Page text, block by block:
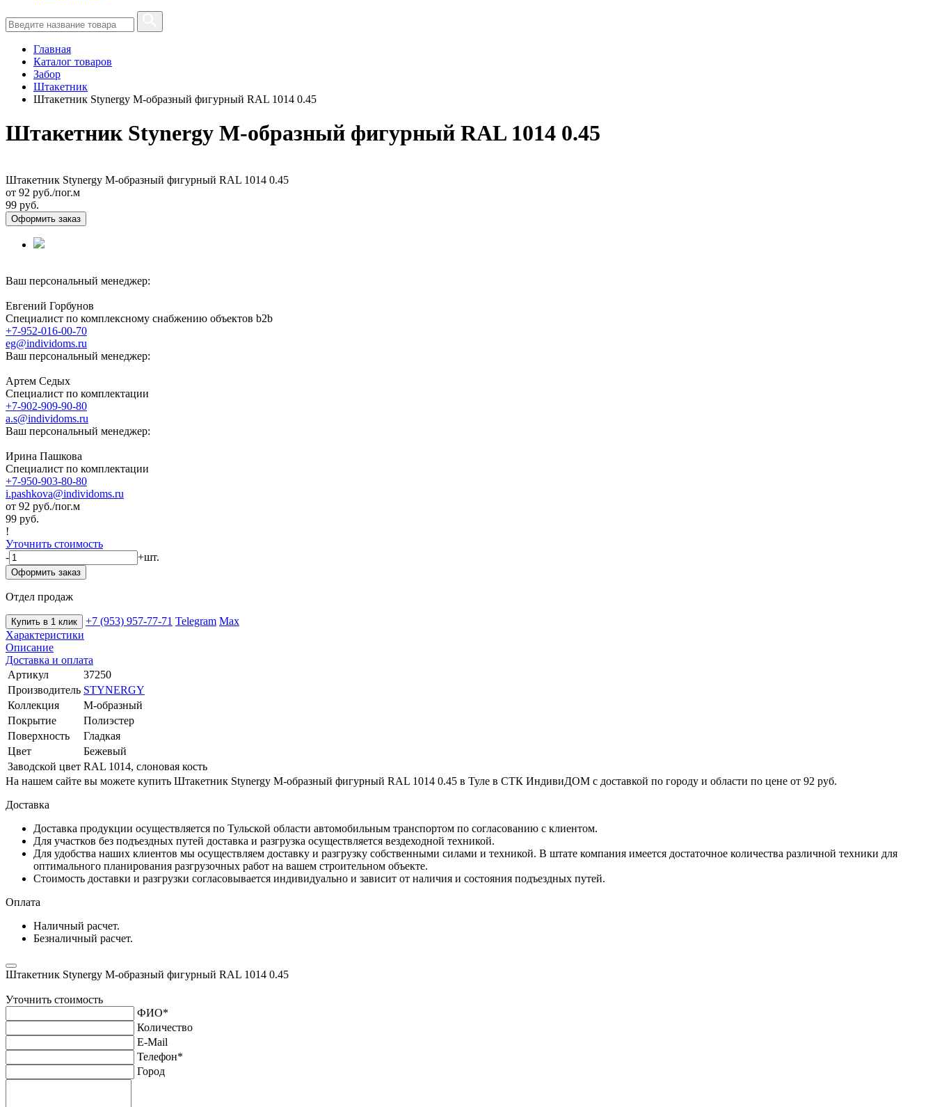
Главная
Каталог товаров
Забор
Штакетник
Штакетник Stynergy М-образный фигурный RAL 1014 0.45
Штакетник Stynergy М-образный фигурный RAL 1014 0.45
Штакетник Stynergy М-образный фигурный RAL 1014 0.45
от 92 руб./пог.м
99 руб.
Оформить заказ
Ваш персональный менеджер:
Евгений Горбунов
Специалист по комплексному снабжению объектов b2b
+7-952-016-00-70
eg@individoms.ru
Ваш персональный менеджер:
Артем Седых
Специалист по комплектации
+7-902-909-90-80
a.s@individoms.ru
Ваш персональный менеджер:
Ирина Пашкова
Специалист по комплектации
+7-950-903-80-80
i.pashkova@individoms.ru
от 92 руб./пог.м
99 руб.
!
Уточнить стоимость
-
+шт.
Оформить заказ
Отдел продаж
Купить в 1 клик +7 (953) 957-77-71 Telegram Max
Характеристики
Описание
Доставка и оплата
Артикул
37250
Производитель STYNERGY
Коллекция
М-образный
Покрытие
Полиэстер
Поверхность
Гладкая
Цвет
Бежевый
Заводской цвет RAL 1014, слоновая кость
На нашем сайте вы можете купить Штакетник Stynergy М-образный фигурный RAL 1014 0.45 в Туле в СТК ИндивиДОМ с доставкой по городу и области по цене от 92 руб.
Доставка
Доставка продукции осуществляется по Тульской области автомобильным транспортом по согласованию с клиентом.
Для участков без подъездных путей доставка и разгрузка осуществляется вездеходной техникой.
Для удобства наших клиентов мы осуществляем доставку и разгрузку собственными силами и техникой. В штате компания имеется достаточное количества различной техники для
оптимального планирования разгрузочных работ на вашем строительном объекте.
Стоимость доставки и разгрузки согласовывается индивидуально и зависит от наличия и состояния подъездных путей.
Оплата
Наличный расчет.
Безналичный расчет.
Штакетник Stynergy М-образный фигурный RAL 1014 0.45
Уточнить стоимость
ФИО*
Количество
E-Mail
Телефон*
Город